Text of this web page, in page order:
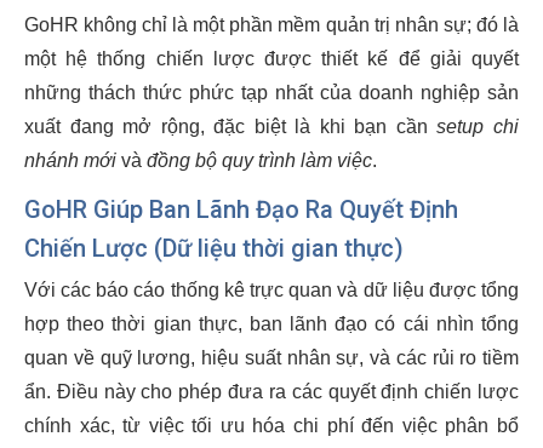
GoHR không chỉ là một phần mềm quản trị nhân sự; đó là
một hệ thống chiến lược được thiết kế để giải quyết
những thách thức phức tạp nhất của doanh nghiệp sản
xuất đang mở rộng, đặc biệt là khi bạn cầnsetup chi
nhánh mới và đồng bộ quy trình làm việc.
GoHR Giúp Ban Lãnh Đạo Ra Quyết Định
Chiến Lược (Dữ liệu thời gian thực)
Với các báo cáo thống kê trực quan và dữ liệu được tổng
hợp theo thời gian thực, ban lãnh đạo có cái nhìn tổng
quan về quỹ lương, hiệu suất nhân sự, và các rủi ro tiềm
ẩn. Điều này cho phép đưa ra các quyết định chiến lược
chính xác, từ việc tối ưu hóa chi phí đến việc phân bổ